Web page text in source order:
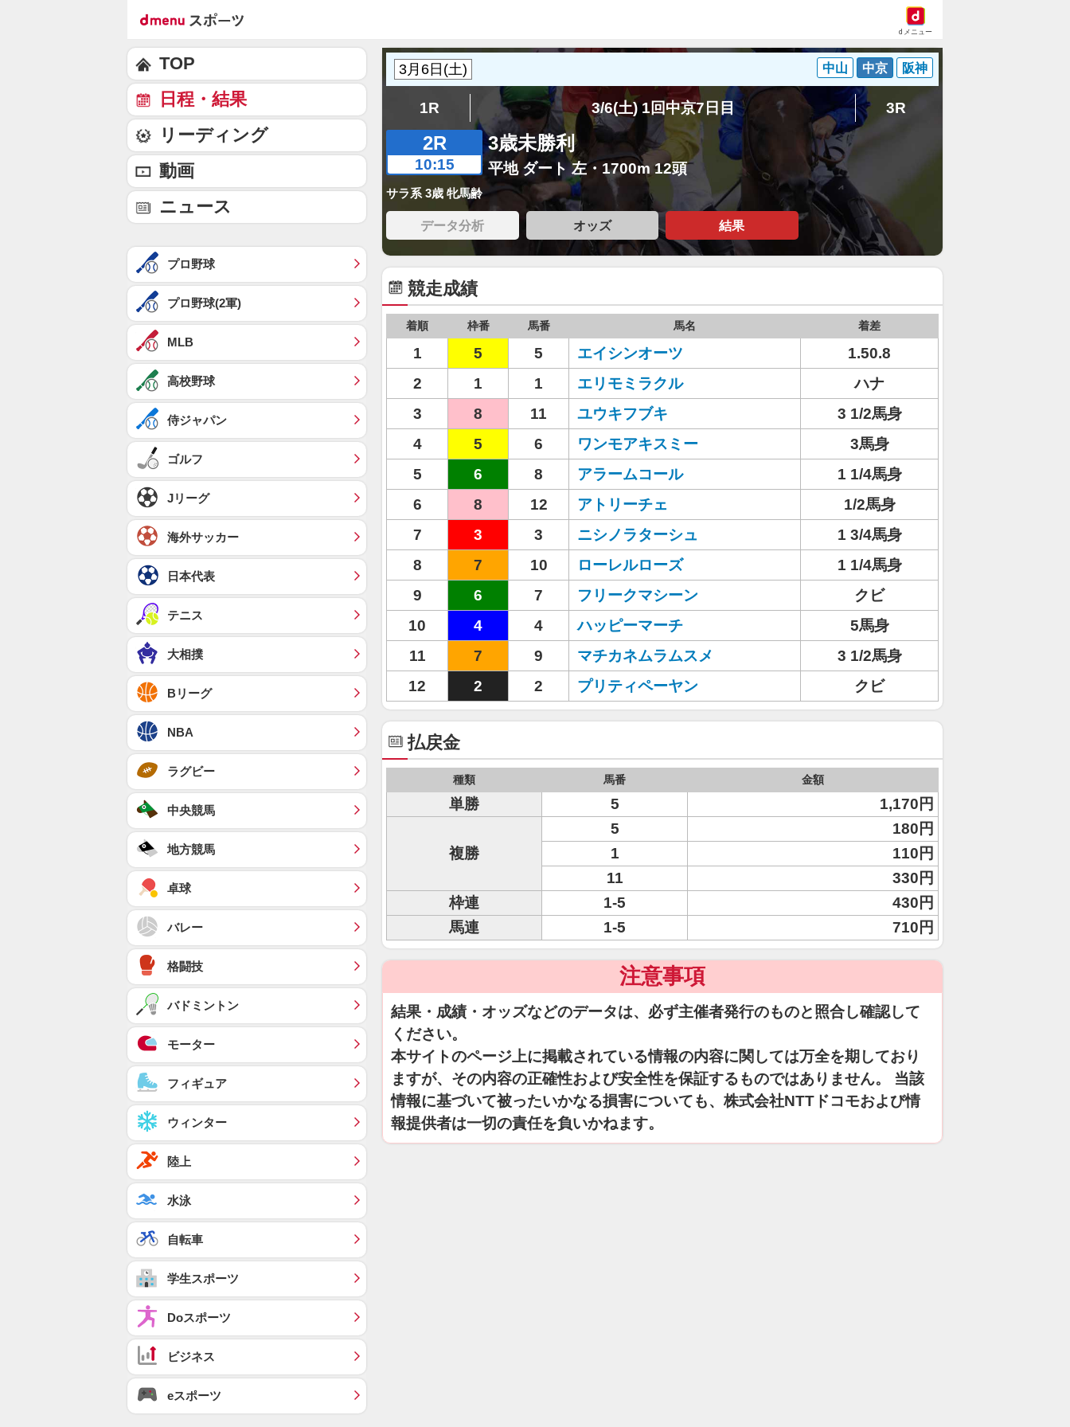
dメニュー
中山 中京 阪神
1R 3/6(土) 1回中京7日目 3R
2R
10:15
3歳未勝利
平地 ダート 左・1700m 12頭
サラ系 3歳 牝馬齢
データ分析 オッズ 結果
競走成績
着順 枠番 馬番 馬名 着差
1 5 5 エイシンオーツ
1.50.8
2
1 1 エリモミラクル
ハナ
3
8 11 ユウキフブキ
3 1/2馬身
4
5 6 ワンモアキスミー
3馬身
5
6 8 アラームコール
1 1/4馬身
6
8 12 アトリーチェ
1/2馬身
7
3 3 ニシノラターシュ
1 3/4馬身
8
7 10 ローレルローズ
1 1/4馬身
9
6 7 フリークマシーン
クビ
10
4 4 ハッピーマーチ
5馬身
11
7 9 マチカネムラムスメ
3 1/2馬身
12
2 2 プリティペーヤン クビ
払戻金
種類 馬番 金額
単勝 5 1,170円
複勝
5
180円
1
110円
11
330円
枠連
1-5
430円
馬連
1-5 710円
注意事項
結果・成績・オッズなどのデータは、必ず主催者発行のものと照合し確認して
ください。
本サイトのページ上に掲載されている情報の内容に関しては万全を期しており
ますが、その内容の正確性および安全性を保証するものではありません。 当該
情報に基づいて被ったいかなる損害についても、株式会社NTTドコモおよび情
報提供者は一切の責任を負いかねます。
TOP
日程・結果
リーディング
動画
ニュース
プロ野球
プロ野球(2軍)
MLB
高校野球
侍ジャパン
ゴルフ
Jリーグ
海外サッカー
日本代表
テニス
大相撲
Bリーグ
NBA
ラグビー
中央競馬
地方競馬
卓球
バレー
格闘技
バドミントン
モーター
フィギュア
ウィンター
陸上
水泳
自転車
学生スポーツ
Doスポーツ
ビジネス
eスポーツ